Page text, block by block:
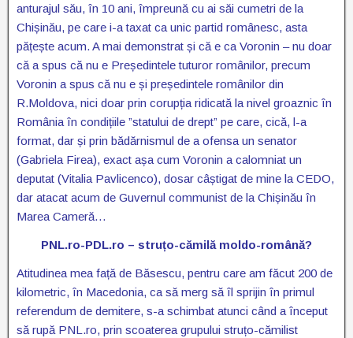
anturajul său, în 10 ani, împreună cu ai săi cumetri de la
Chișinău, pe care i-a taxat ca unic partid românesc, asta
pățește acum. A mai demonstrat și că e ca Voronin – nu doar
că a spus că nu e Președintele tuturor românilor, precum
Voronin a spus că nu e și președintele românilor din
R.Moldova, nici doar prin corupția ridicată la nivel groaznic în
România în condițiile ”statului de drept” pe care, cică, l-a
format, dar și prin bădărnismul de a ofensa un senator
(Gabriela Firea), exact așa cum Voronin a calomniat un
deputat (Vitalia Pavlicenco), dosar câștigat de mine la CEDO,
dar atacat acum de Guvernul communist de la Chișinău în
Marea Cameră…
PNL.ro-PDL.ro – struțo-cămilă moldo-română?
Atitudinea mea față de Băsescu, pentru care am făcut 200 de
kilometric, în Macedonia, ca să merg să îl sprijin în primul
referendum de demitere, s-a schimbat atunci când a început
să rupă PNL.ro, prin scoaterea grupului struțo-cămilist